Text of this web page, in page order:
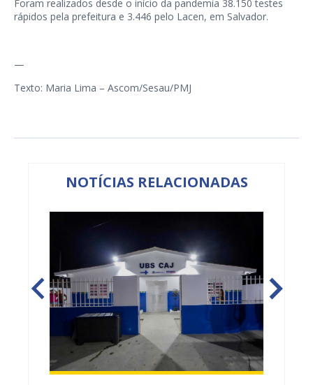
Foram realizados desde o início da pandemia 38.150 testes
rápidos pela prefeitura e 3.446 pelo Lacen, em Salvador.
—
Texto: Maria Lima – Ascom/Sesau/PMJ
NOTÍCIAS RELACIONADAS